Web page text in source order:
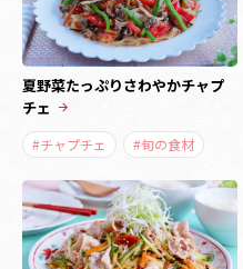
夏野菜たっぷりさわやかチャプ
チェ
#チャプチェ #旬の食材